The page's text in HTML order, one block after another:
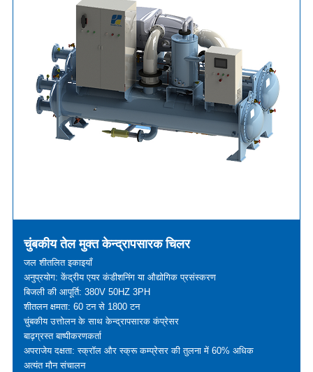
चुंबकीय तेल मुक्त केन्द्रापसारक चिलर
जल शीतलित इकाइयाँ
अनुप्रयोग: केंद्रीय एयर कंडीशनिंग या औद्योगिक प्रसंस्करण
बिजली की आपूर्ति: 380V 50HZ 3PH
शीतलन क्षमता: 60 टन से 1800 टन
चुंबकीय उत्तोलन के साथ केन्द्रापसारक कंप्रेसर
बाढ़ग्रस्त बाष्पीकरणकर्ता
अपराजेय दक्षता: स्क्रॉल और स्क्रू कम्प्रेसर की तुलना में 60% अधिक
अत्यंत मौन संचालन